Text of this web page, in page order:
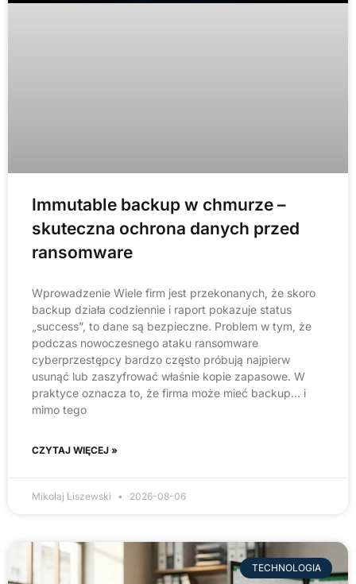
Immutable backup w chmurze –
skuteczna ochrona danych przed
ransomware
Wprowadzenie Wiele firm jest przekonanych, że skoro
backup działa codziennie i raport pokazuje status
„success”, to dane są bezpieczne. Problem w tym, że
podczas nowoczesnego ataku ransomware
cyberprzestępcy bardzo często próbują najpierw
usunąć lub zaszyfrować właśnie kopie zapasowe. W
praktyce oznacza to, że firma może mieć backup… i
mimo tego
CZYTAJ WIĘCEJ »
Mikołaj Liszewski 2026-08-06
TECHNOLOGIA